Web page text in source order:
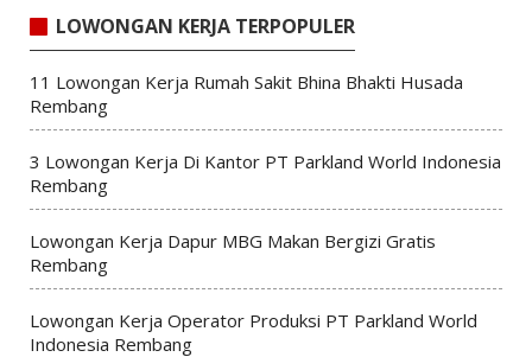
LOWONGAN KERJA TERPOPULER
11 Lowongan Kerja Rumah Sakit Bhina Bhakti Husada
Rembang
3 Lowongan Kerja Di Kantor PT Parkland World Indonesia
Rembang
Lowongan Kerja Dapur MBG Makan Bergizi Gratis
Rembang
Lowongan Kerja Operator Produksi PT Parkland World
Indonesia Rembang